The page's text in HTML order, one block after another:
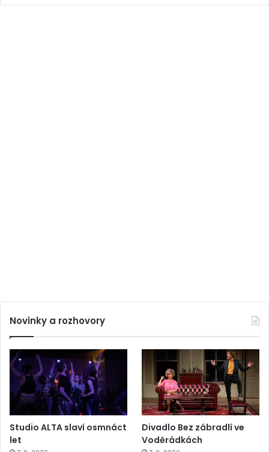
Novinky a rozhovory
Studio ALTA slaví osmnáct
let
Divadlo Bez zábradlí ve
Voděrádkách